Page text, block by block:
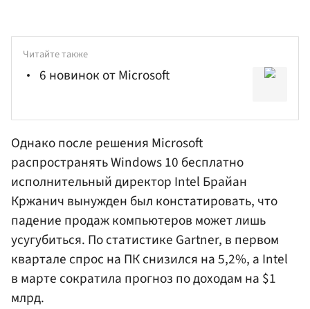
Читайте также
6 новинок от Microsoft
Однако после решения Microsoft
распространять Windows 10 бесплатно
исполнительный директор Intel Брайан
Кржанич вынужден был констатировать, что
падение продаж компьютеров может лишь
усугубиться. По статистике Gartner, в первом
квартале спрос на ПК снизился на 5,2%, а Intel
в марте сократила прогноз по доходам на $1
млрд.